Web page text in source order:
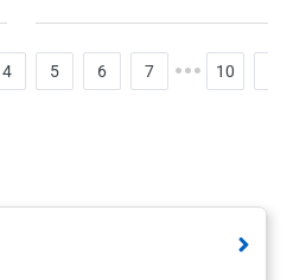
4 5 6 7 10